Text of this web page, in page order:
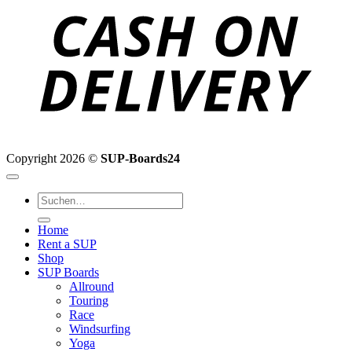
Copyright 2026 © SUP-Boards24
Suchen
nach:
Home
Rent a SUP
Shop
SUP Boards
Allround
Touring
Race
Windsurfing
Yoga